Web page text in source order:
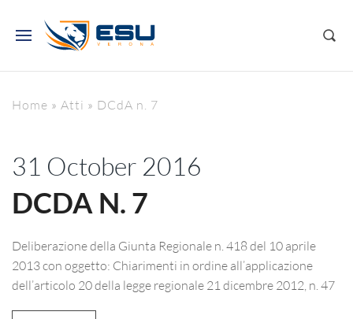
Home » Atti » DCdA n. 7
31 October 2016
DCDA N. 7
Deliberazione della Giunta Regionale n. 418 del 10 aprile
2013 con oggetto: Chiarimenti in ordine all’applicazione
dell’articolo 20 della legge regionale 21 dicembre 2012, n. 47